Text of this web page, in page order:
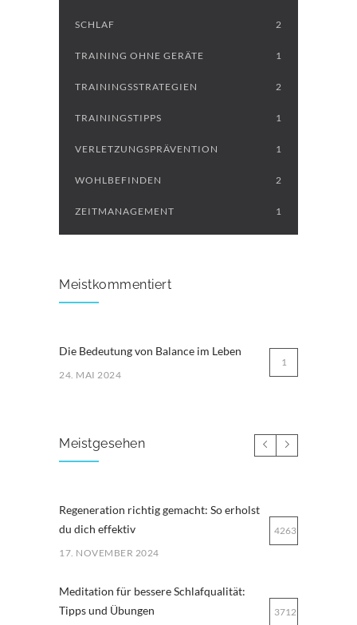
SCHLAF 2
TRAINING OHNE GERÄTE 1
TRAININGSSTRATEGIEN 2
TRAININGSTIPPS 1
VERLETZUNGSPRÄVENTION 1
WOHLBEFINDEN 2
ZEITMANAGEMENT 1
Meistkommentiert
Die Bedeutung von Balance im Leben
24. MAI 2024
1
Meistgesehen
Regeneration richtig gemacht: So erholst
du dich effektiv
17. NOVEMBER 2024
4263
Meditation für bessere Schlafqualität:
Tipps und Übungen
3712